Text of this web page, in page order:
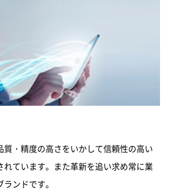
質・精度の高さをいかして信頼性の高い
れています。また革新を追い求め常に業
ンドです。